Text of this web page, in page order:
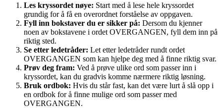
Les kryssordet nøye: Start med å lese hele kryssordet
grundig for å få en overordnet forståelse av oppgaven.
Fyll inn bokstaver du er sikker på: Dersom du kjenner
noen av bokstavene i ordet OVERGANGEN, fyll dem inn på
riktig sted.
Se etter ledetråder: Let etter ledetråder rundt ordet
OVERGANGEN som kan hjelpe deg med å finne riktig svar.
Prøv deg fram: Ved å prøve ulike ord som passer inn i
kryssordet, kan du gradvis komme nærmere riktig løsning.
Bruk ordbok: Hvis du står fast, kan det være lurt å slå opp i
en ordbok for å finne mulige ord som passer med
OVERGANGEN.